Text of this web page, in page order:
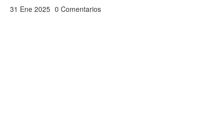
31 Ene 2025 0 Comentarios